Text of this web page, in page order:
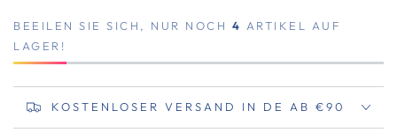
BEEILEN SIE SICH, NUR NOCH 4 ARTIKEL AUF
LAGER!
KOSTENLOSER VERSAND IN DE AB €90